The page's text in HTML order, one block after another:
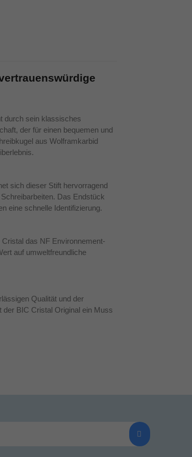
durch sein klassisches
der für einen bequemen und
aus Wolframkarbid
sich dieser Stift hervorragend
Das Endstück
eine schnelle Identifizierung.
das NF Environnement-
auf umweltfreundliche
Qualität und der
der BIC Cristal Original ein Muss